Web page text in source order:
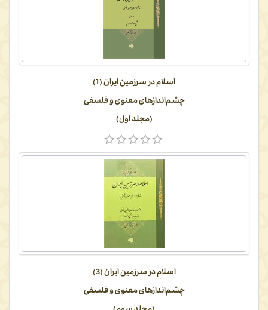
اسلام در سرزمین ایران (1)
چشم‌اندازهای معنوی و فلسفی
(مجلد اول)
اسلام در سرزمین ایران (3)
چشم‌اندازهای معنوی و فلسفی